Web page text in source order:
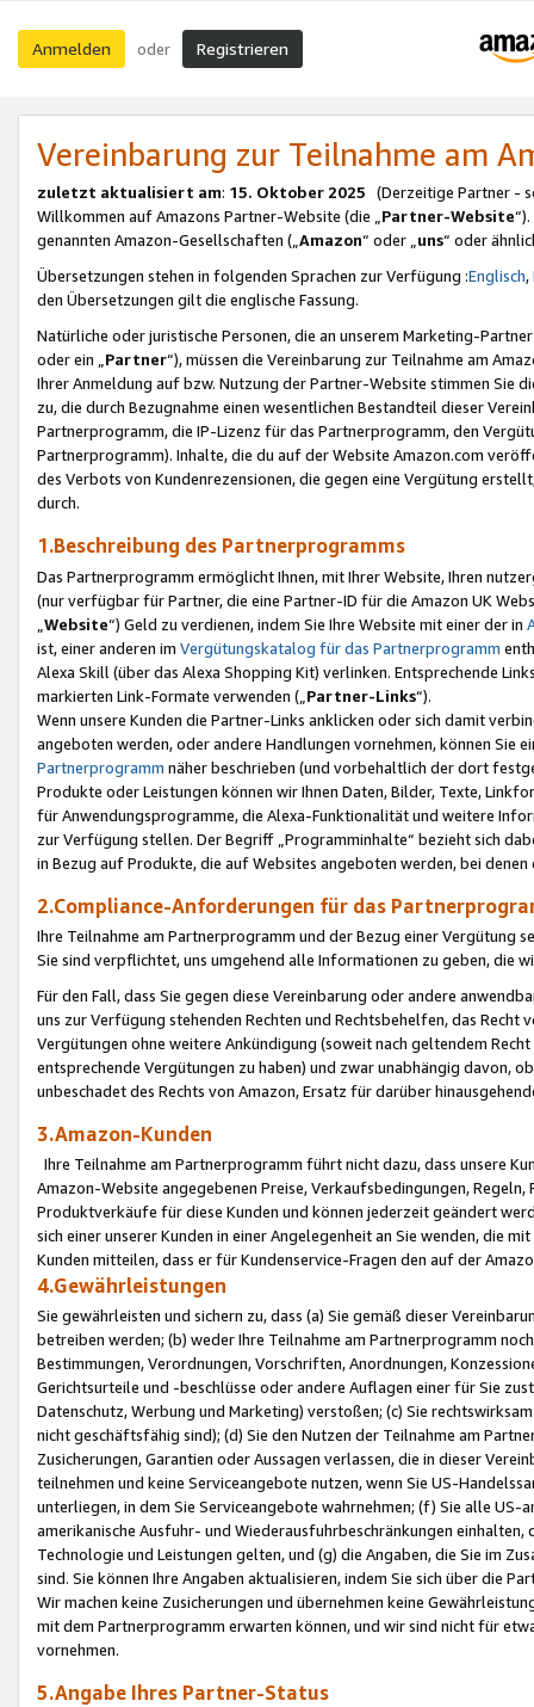
Anmelden oder Registrieren
Vereinbarung zur Teilnahme am
zuletzt aktualisiert am: 15. Oktober 2025 (Derzeitige Partner -
Willkommen auf Amazons Partner-Website (die „Partner-Website
genannten Amazon-Gesellschaften („Amazon“ oder „uns“ oder
Übersetzungen stehen in folgenden Sprachen zur Verfügung :Englisch,
den Übersetzungen gilt die englische Fassung.
Natürliche oder juristische Personen, die an unserem Marketing-
oder ein „Partner“), müssen die Vereinbarung zur Teilnahme am
Ihrer Anmeldung auf bzw. Nutzung der Partner-Website stimmen Sie
zu, die durch Bezugnahme einen wesentlichen Bestandteil dieser
Partnerprogramm, die IP-Lizenz für das Partnerprogramm, den
Partnerprogramm). Inhalte, die du auf der Website Amazon.com
des Verbots von Kundenrezensionen, die gegen eine Vergütung
durch.
1.Beschreibung des Partnerprogramms
Das Partnerprogramm ermöglicht Ihnen, mit Ihrer Website, Ihren
(nur verfügbar für Partner, die eine Partner-ID für die Amazon UK
Website“) Geld zu verdienen, indem Sie Ihre Website mit einer der in
ist, einer anderen im Vergütungskatalog für das Partnerprogramm
Alexa Skill (über das Alexa Shopping Kit) verlinken. Entsprechende
markierten Link-Formate verwenden („ Partner-Links“).
Wenn unsere Kunden die Partner-Links anklicken oder sich damit
angeboten werden, oder andere Handlungen vornehmen, können Sie
Partnerprogramm näher beschrieben (und vorbehaltlich der dort
Produkte oder Leistungen können wir Ihnen Daten, Bilder, Texte,
für Anwendungsprogramme, die Alexa-Funktionalität und weitere
zur Verfügung stellen. Der Begriff „Programminhalte“ bezieht sich
in Bezug auf Produkte, die auf Websites angeboten werden, bei
2.Compliance-Anforderungen für das
Ihre Teilnahme am Partnerprogramm und der Bezug einer Vergütung
Sie sind verpflichtet, uns umgehend alle Informationen zu geben, die
Für den Fall, dass Sie gegen diese Vereinbarung oder andere
uns zur Verfügung stehenden Rechten und Rechtsbehelfen, das
Vergütungen ohne weitere Ankündigung (soweit nach geltendem
entsprechende Vergütungen zu haben) und zwar unabhängig davon,
unbeschadet des Rechts von Amazon, Ersatz für darüber
3.Amazon-Kunden
Ihre Teilnahme am Partnerprogramm führt nicht dazu, dass unsere
Amazon-Website angegebenen Preise, Verkaufsbedingungen,
Produktverkäufe für diese Kunden und können jederzeit geändert
sich einer unserer Kunden in einer Angelegenheit an Sie wenden, die
Kunden mitteilen, dass er für Kundenservice-Fragen den auf der
4.Gewährleistungen
Sie gewährleisten und sichern zu, dass (a) Sie gemäß dieser
betreiben werden; (b) weder Ihre Teilnahme am Partnerprogramm
Bestimmungen, Verordnungen, Vorschriften, Anordnungen,
Gerichtsurteile und -beschlüsse oder andere Auflagen einer für Sie
Datenschutz, Werbung und Marketing) verstoßen; (c) Sie
nicht geschäftsfähig sind); (d) Sie den Nutzen der Teilnahme am
Zusicherungen, Garantien oder Aussagen verlassen, die in dieser
teilnehmen und keine Serviceangebote nutzen, wenn Sie US-
unterliegen, in dem Sie Serviceangebote wahrnehmen; (f) Sie alle
amerikanische Ausfuhr- und Wiederausfuhrbeschränkungen
Technologie und Leistungen gelten, und (g) die Angaben, die Sie im
sind. Sie können Ihre Angaben aktualisieren, indem Sie sich über die
Wir machen keine Zusicherungen und übernehmen keine
mit dem Partnerprogramm erwarten können, und wir sind nicht für
vornehmen.
5.Angabe Ihres Partner-Status